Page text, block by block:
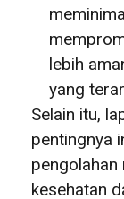
lebih
yang
Selain itu,
pentingnya
pengolahan
kesehatan